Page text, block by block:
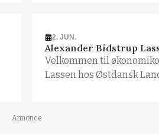
2. JUN.
Alexander Bidstrup
Velkommen til
Lassen hos Østdansk
Annonce